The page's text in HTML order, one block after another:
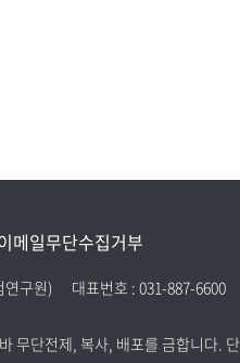
메일무단수집거부
연구원) 대표번호 : 031-887-6600
무단전제, 복사, 배포를 금합니다.